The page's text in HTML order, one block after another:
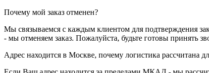
Почему мой заказ отменен?
Мы связываемся с каждым клиентом для подтверждения
- мы отменяем заказ. Пожалуйста, будьте готовы принять
Адрес находится в Москве, почему логистика рассчитана